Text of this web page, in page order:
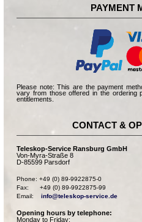
PAYMENT
Please note: This are the payment
vary from those offered in the ordering
entitlements.
CONTACT &
Teleskop-Service Ransburg GmbH
Von-Myra-Straße 8
D-85599 Parsdorf
Phone: +49 (0) 89-9922875-0
Fax:      +49 (0) 89-9922875-99
Email: info@teleskop-service.de
Opening hours by telephone:
Monday to Friday: